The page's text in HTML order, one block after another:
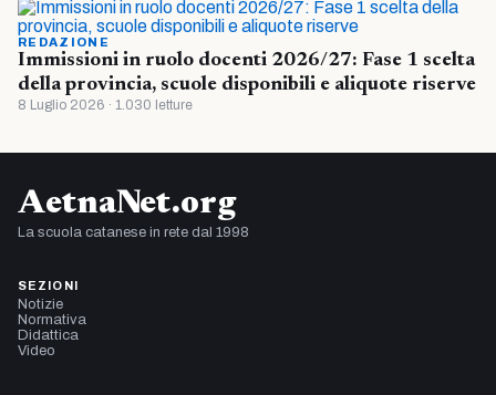
REDAZIONE
Immissioni in ruolo docenti 2026/27: Fase 1 scelta
della provincia, scuole disponibili e aliquote riserve
8 Luglio 2026 · 1.030 letture
AetnaNet.org
La scuola catanese in rete dal 1998
SEZIONI
Notizie
Normativa
Didattica
Video